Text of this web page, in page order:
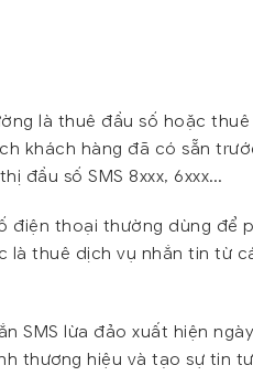
là thuê đầu số hoặc
khách hàng đã có sẵn
đầu số SMS 8xxx, 6xxx…
điện thoại thường dùng để
là thuê dịch vụ nhắn tin từ
SMS lừa đảo xuất hiện
thương hiệu và tạo sự tin